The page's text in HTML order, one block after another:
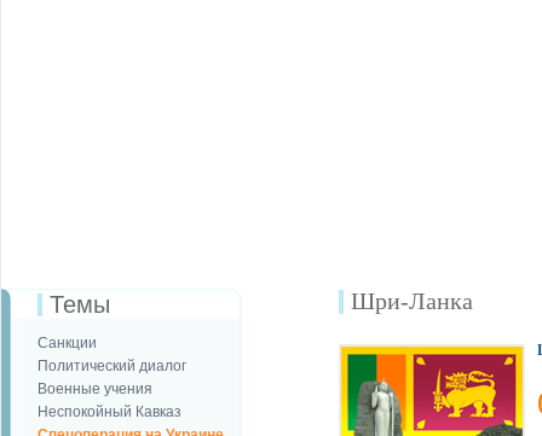
Темы
Санкции
Политический диалог
Военные учения
Неспокойный Кавказ
Шри-Ланка